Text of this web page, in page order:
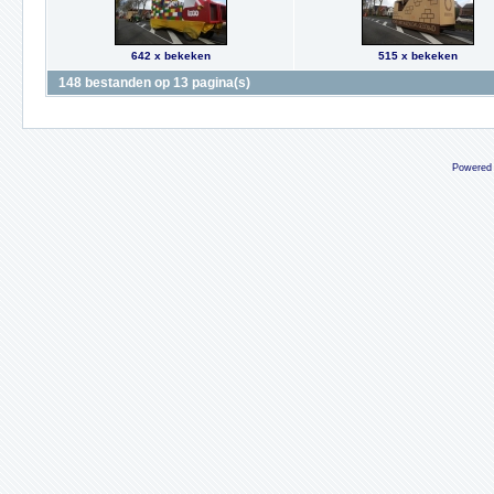
642 x bekeken 515 x bekeken
148 bestanden op 13 pagina(s)